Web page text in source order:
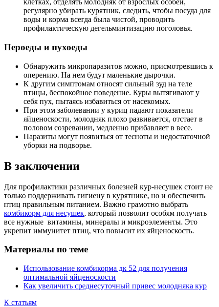
клетках, отделять молодняк от взрослых особей,
регулярно убирать курятник, следить, чтобы посуда для
воды и корма всегда была чистой, проводить
профилактическую дегельминтизацию поголовья.
Пероеды и пухоеды
Обнаружить микропаразитов можно, присмотревшись к
оперению. На нем будут маленькие дырочки.
К другим симптомам относят сильный зуд на теле
птицы, беспокойное поведение. Куры вытягивают у
себя пух, пытаясь избавиться от насекомых.
При этом заболевании у куриц падают показатели
яйценоскости, молодняк плохо развивается, отстает в
половом созревании, медленно прибавляет в весе.
Паразиты могут появиться от тесноты и недостаточной
уборки на подворье.
В заключении
Для профилактики различных болезней кур-несушек стоит не
только поддерживать гигиену в курятнике, но и обеспечить
птиц правильным питанием. Важно грамотно выбрать
комбикорм для несушек, который позволит особям получать
все нужные витамины, минералы и микроэлементы. Это
укрепит иммунитет птиц, что повысит их яйценоскость.
Материалы по теме
Использование комбикорма дк 52 для получения
оптимальной яйценоскости
Как увеличить среднесуточный привес молодняка кур
К статьям